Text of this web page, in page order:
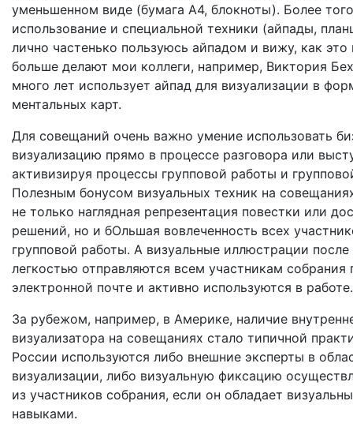
уменьшенном виде (бумага А4, блокноты). Более
использование и специальной техники (айпады,
лично частенько пользуюсь айпадом и вижу, как
больше делают мои коллеги, например, Виктория
много лет использует айпад для визуализации в
ментальных карт.
Для совещаний очень важно умение использовать
визуализацию прямо в процессе разговора или
активизируя процессы групповой работы и
Полезным бонусом визуальных техник на
не только наглядная репрезентация повестки или
решений, но и бОльшая вовлеченность всех
групповой работы. А визуальные иллюстрации
легкостью отправляются всем участникам собрания
электронной почте и активно используются в
За рубежом, например, в Америке, наличие
визуализатора на совещаниях стало типичной
России используются либо внешние эксперты в
визуализации, либо визуальную фиксацию
из участников собрания, если он обладает
навыками.